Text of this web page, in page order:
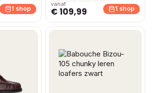
1 shop
vanaf
€ 109,99 1 shop